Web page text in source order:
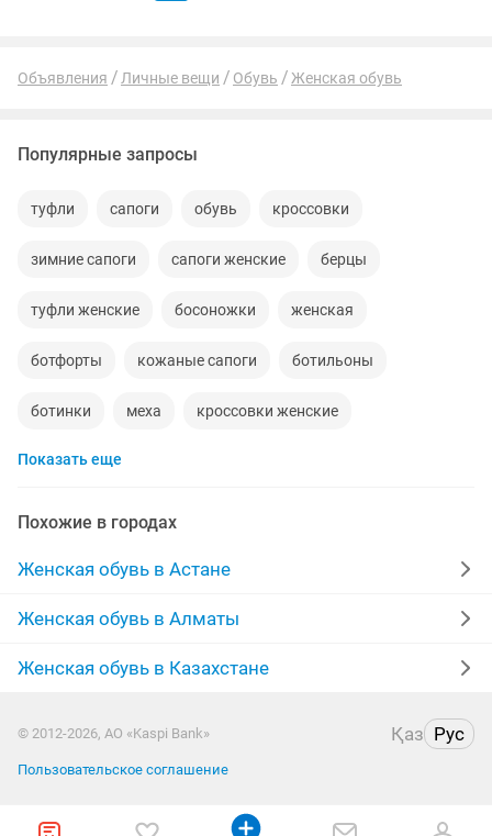
Объявления Личные вещи Обувь Женская обувь
Популярные запросы
туфли сапоги обувь кроссовки
зимние сапоги сапоги женские берцы
туфли женские босоножки женская
ботфорты кожаные сапоги ботильоны
ботинки меха кроссовки женские
новые женские
полусапожки кеды
кожаные туфли на каблуках
обувь новая сапоги замшевые
женские зимние сапоги
новая кожаная
Показать еще
Похожие в городах
Женская обувь в Астане
Женская обувь в Алматы
Женская обувь в Казахстане
© 2012-2026, АО «Kaspi Bank» Қаз Рус
Пользовательское соглашение